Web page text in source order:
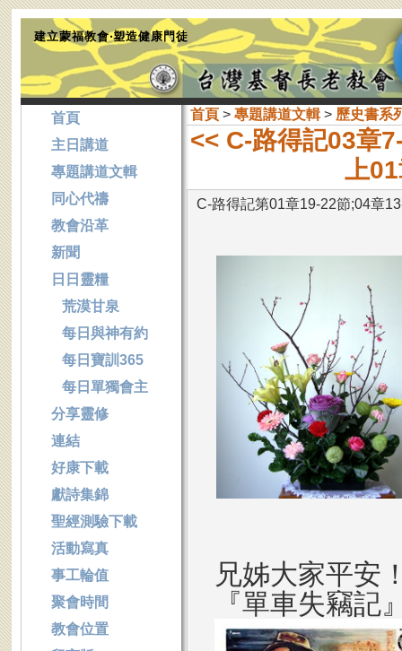
建立蒙福教會‧塑造健康門徒
首頁> 專題講道文輯> 歷史書系
<< C-路得記03章
上
C-路得記第01章19-22節;04章
兄姊大家平安
『單車失竊記
首頁
主日講道
專題講道文輯
同心代禱
教會沿革
新聞
日日靈糧
荒漠甘泉
每日與神有約
每日寶訓365
每日單獨會主
分享靈修
連結
好康下載
獻詩集錦
聖經測驗下載
活動寫真
事工輪值
聚會時間
教會位置